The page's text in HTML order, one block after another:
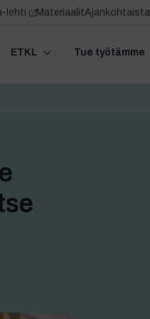
ETKL Tue työtämme
lehti MateriaalitAjankohtaista